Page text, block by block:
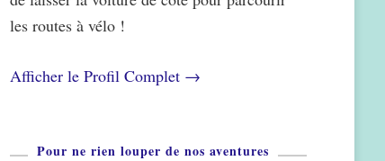
les routes à vélo !
Afficher le Profil Complet →
Pour ne rien louper de nos aventures